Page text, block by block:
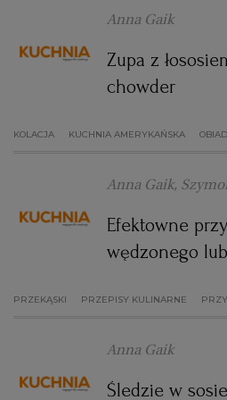
ZIELONA
Anna Gaik
Zupa z
chowder
KOLACJA KUCHNIA AMERYKAŃSKA OBIAD
Anna Gaik,
Efektowne
wędzonego
PRZEKĄSKI PRZEPISY KULINARNE
Anna Gaik
Śledzie w